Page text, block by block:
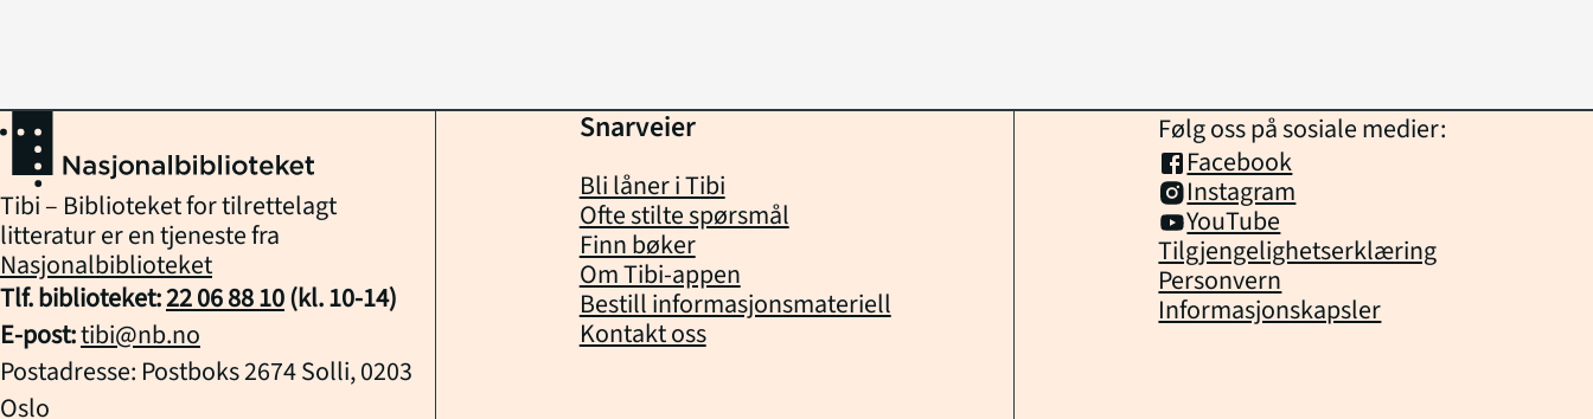
Tibi – Biblioteket for tilrettelagt
litteratur er en tjeneste fra
Nasjonalbiblioteket
Tlf. biblioteket:22 06 88 10(kl.10-14)
E-post:tibi@nb.no
Postadresse: Postboks 2674 Solli, 0203
Oslo
Snarveier
Bli låner i Tibi
Ofte stilte spørsmål
Finn bøker
Om Tibi-appen
Bestill informasjonsmateriell
Kontakt oss
Følg oss på sosiale medier:
Facebook
Instagram
YouTube
Tilgjengelighetserklæring
Personvern
Informasjonskapsler